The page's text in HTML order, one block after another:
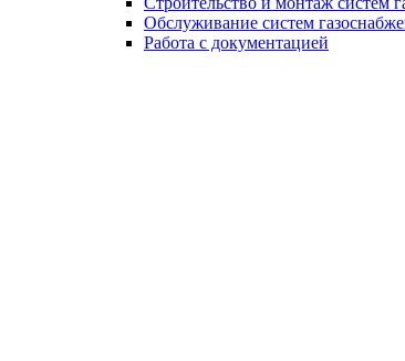
Обслуживание систем
Работа с документацией